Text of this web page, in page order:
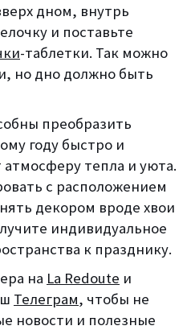
дном, внутрь
и поставьте
-таблетки. Так можно
но дно должно быть
преобразить
году быстро и
тепла и уюта.
с расположением
декором вроде хвои
индивидуальное
к празднику.
на La Redoute и
Телеграм, чтобы не
новости и полезные